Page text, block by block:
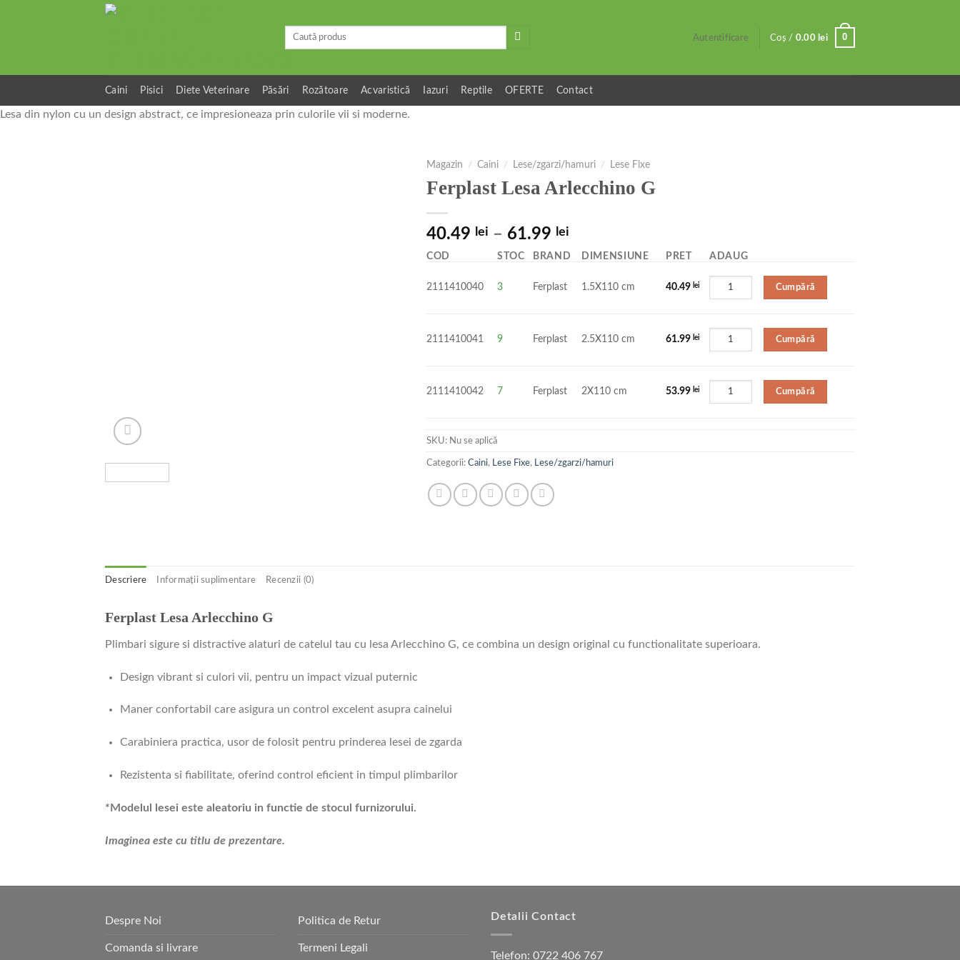
Caută
Autentificare Coș / 0.00 lei 0
Caini Pisici Diete Veterinare Păsări Rozătoare Acvaristică Iazuri Reptile OFERTE Contact
Lesa din nylon cu un design abstract, ce impresioneaza prin culorile vii si moderne.
Magazin / Caini / Lese/zgarzi/hamuri / Lese Fixe
Ferplast Lesa Arlecchino G
40.49 lei – 61.99 lei
COD STOC BRAND DIMENSIUNE PRET ADAUG
2111410040 3 Ferplast 1.5X110 cm 40.49 lei Cumpără
2111410041 9 Ferplast 2.5X110 cm 61.99 lei Cumpără
2111410042 7 Ferplast 2X110 cm 53.99 lei Cumpără
SKU: Nu se aplică
Categorii: Caini, Lese Fixe, Lese/zgarzi/hamuri
Descriere Informații suplimentare Recenzii (0)
Ferplast Lesa Arlecchino G
Plimbari sigure si distractive alaturi de catelul tau cu lesa Arlecchino G, ce combina un design original cu functionalitate superioara.
Design vibrant si culori vii, pentru un impact vizual puternic
Maner confortabil care asigura un control excelent asupra cainelui
Carabiniera practica, usor de folosit pentru prinderea lesei de zgarda
Rezistenta si fiabilitate, oferind control eficient in timpul plimbarilor
*Modelul lesei este aleatoriu in functie de stocul furnizorului.
Imaginea este cu titlu de prezentare.
Despre Noi
Comanda si livrare
Politica de Retur
Termeni Legali
Detalii Contact
Telefon: 0722 406 767